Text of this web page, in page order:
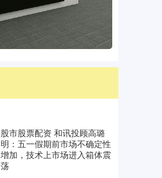
股市股票配资 和讯投顾高璐
明：五一假期前市场不确定性
增加，技术上市场进入箱体震
荡